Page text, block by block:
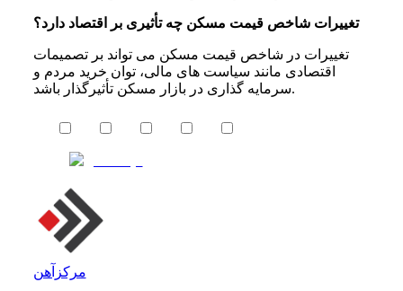
تغییرات شاخص قیمت مسکن چه تأثیری بر اقتصاد دارد؟
تغییرات در شاخص قیمت مسکن می تواند بر تصمیمات
اقتصادی مانند سیاست های مالی، توان خرید مردم و
سرمایه گذاری در بازار مسکن تأثیرگذار باشد.
مرکزآهن